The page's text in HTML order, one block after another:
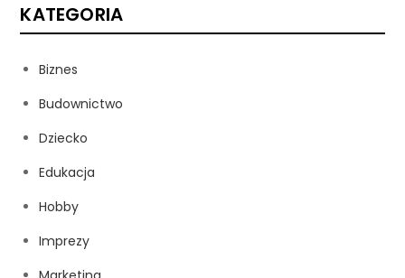
KATEGORIA
Biznes
Budownictwo
Dziecko
Edukacja
Hobby
Imprezy